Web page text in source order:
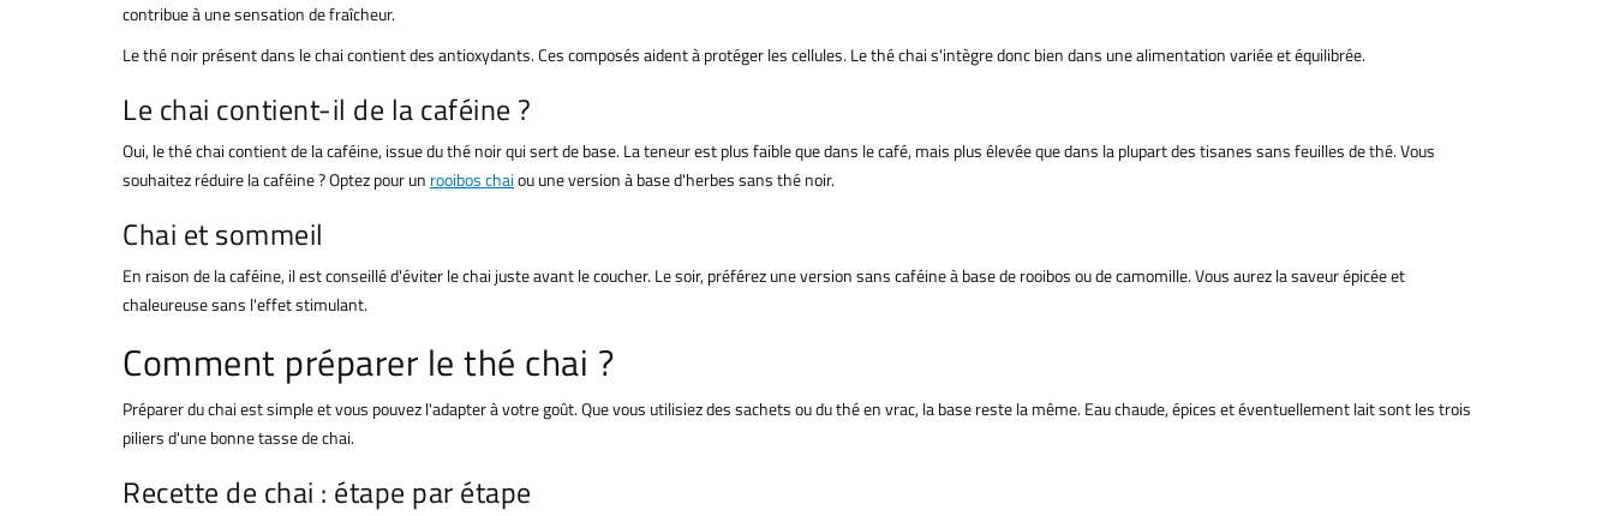
contribue à une sensation de fraîcheur.
Le thé noir présent dans le chai contient des antioxydants. Ces composés aident à protéger les cellules. Le thé chai s'intègre donc bien dans une alimentation variée et équilibrée.
Le chai contient-il de la caféine ?
Oui, le thé chai contient de la caféine, issue du thé noir qui sert de base. La teneur est plus faible que dans le café, mais plus élevée que dans la plupart des tisanes sans feuilles de thé. Vous
souhaitez réduire la caféine ? Optez pour un rooibos chaiou une version à base d'herbes sans thé noir.
Chai et sommeil
En raison de la caféine, il est conseillé d'éviter le chai juste avant le coucher. Le soir, préférez une version sans caféine à base de rooibos ou de camomille. Vous aurez la saveur épicée et
chaleureuse sans l'effet stimulant.
Comment préparer le thé chai ?
Préparer du chai est simple et vous pouvez l'adapter à votre goût. Que vous utilisiez des sachets ou du thé en vrac, la base reste la même. Eau chaude, épices et éventuellement lait sont les trois
piliers d'une bonne tasse de chai.
Recette de chai : étape par étape